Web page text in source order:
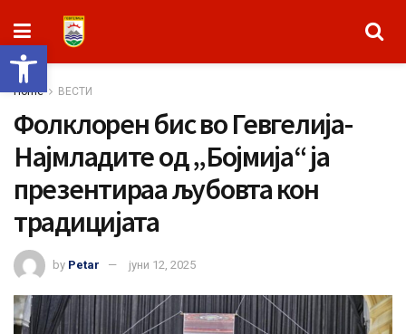
Open toolbar
Home ВЕСТИ
Фолклорен бис во Гевгелија-
Најмладите од „Бојмија“ ја
презентираа љубовта кон
традицијата
by Petar јуни 12, 2025